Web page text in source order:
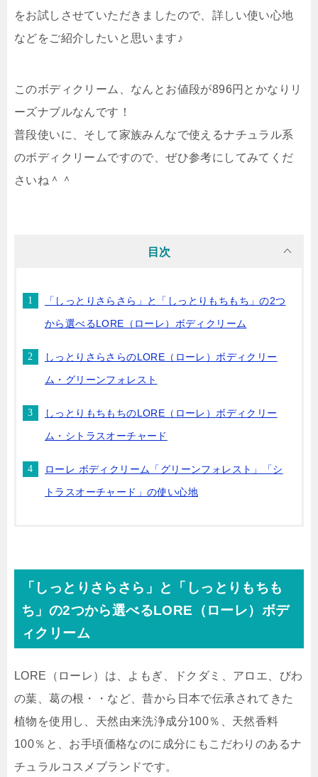
をお試しさせていただきましたので、詳しい使い心地
などをご紹介したいと思います♪
このボディクリーム、なんとお値段が896円 とかなりリ
ーズナブルなんです！
普段使いに、そして家族みんなで使えるナチュラル系
のボディクリームですので、ぜひ参考にしてみてくだ
さいね＾＾
目次
「しっとりさらさら」と「しっとりもちもち」の2つ
から選べるLORE（ローレ）ボディクリーム
しっとりさらさらのLORE（ローレ）ボディクリー
ム・グリーンフォレスト
しっとりもちもちのLORE（ローレ）ボディクリー
ム・シトラスオーチャード
ローレ ボディクリーム「グリーンフォレスト」「シ
トラスオーチャード」の使い心地
「しっとりさらさら」と「しっとりもちも
ち」の2つから選べるLORE（ローレ）ボデ
ィクリーム
LORE（ローレ）は、よもぎ、ドクダミ、アロエ、びわ
の葉、葛の根・・など、昔から日本で伝承されてきた
植物を使用し、天然由来洗浄成分100％、天然香料
100％と、お手頃価格なのに成分にもこだわりのあるナ
チュラルコスメブランドです。